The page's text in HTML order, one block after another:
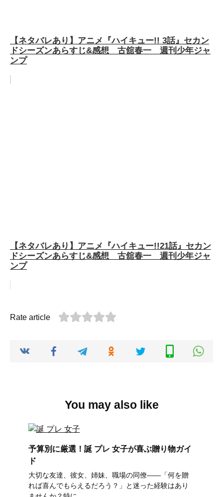
【ネタバレあり】アニメ『ハイキュー!! 3話』セカン
ドシーズンあらすじ&感想 古舘春一 週刊少年ジャ
ンプ
【ネタバレあり】アニメ『ハイキュー!!21話』セカン
ドシーズンあらすじ&感想 古舘春一 週刊少年ジャ
ンプ
Rate article
You may also like
予算別に厳選！誕 プレ 女子が喜ぶ贈り物ガイ
ド
大切な友達、彼女、姉妹、職場の同僚――「何を贈
れば喜んでもらえるだろう？」と迷った経験はあり